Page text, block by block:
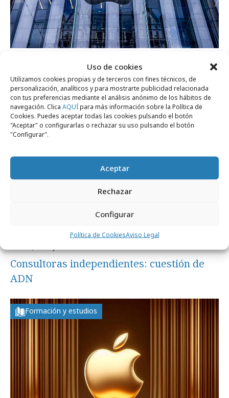
Uso de cookies
Utilizamos cookies propias y de terceros con fines técnicos, de
personalización, analíticos y para mostrarte publicidad relacionada
con tus preferencias mediante el análisis anónimo de los hábitos de
navegación. Clica AQUÍpara más información sobre la Política de
Cookies. Puedes aceptar todas las cookies pulsando el botón
"Aceptar" o configurarlas o rechazar su uso pulsando el botón
"Configurar".
Aceptar
Rechazar
Configurar
Política de CookiesAviso Legal
Apple repite como la marca más valiosa
del mundo en 2025
Opinión
Consultoras independientes: cuestión de
ADN
Formación y estudios